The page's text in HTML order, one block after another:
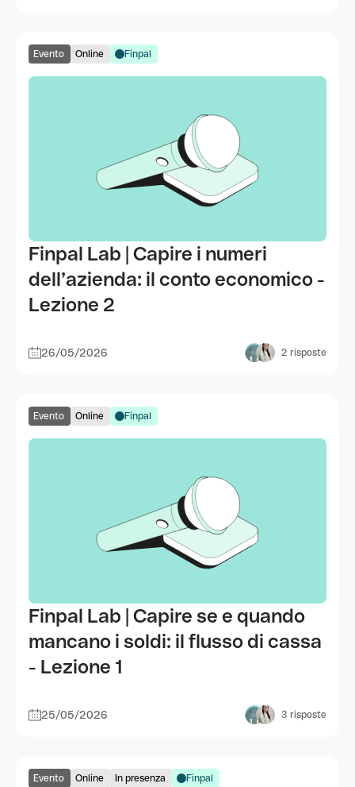
Evento Online Finpal
Finpal Lab | Capire i numeri
dell’azienda: il conto economico -
Lezione 2
26/05/2026 2 risposte
Evento Online Finpal
Finpal Lab | Capire se e quando
mancano i soldi: il flusso di cassa
- Lezione 1
25/05/2026 3 risposte
Evento Online In presenza Finpal